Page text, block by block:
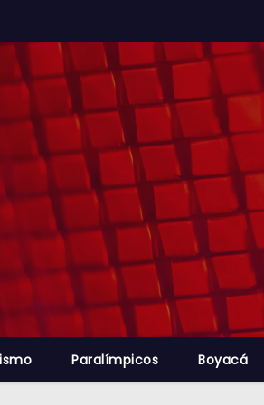
Paralímpicos Boyacá